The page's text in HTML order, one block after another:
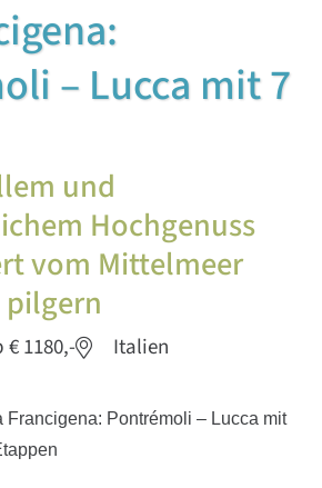
– Lucca mit 7
und
Hochgenuss
vom Mittelmeer
pilgern
€ 1180,- Italien
Francigena: Pontrémoli – Lucca mit